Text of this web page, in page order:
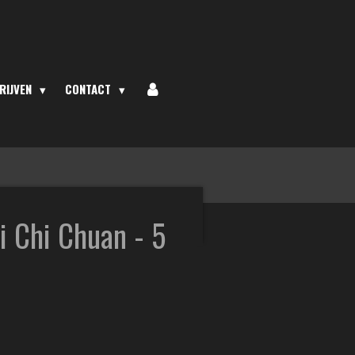
CONTACT
Chi Chuan - 5